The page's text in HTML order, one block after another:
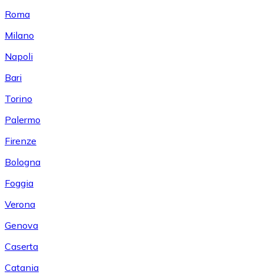
Roma
Milano
Napoli
Bari
Torino
Palermo
Firenze
Bologna
Foggia
Verona
Genova
Caserta
Catania